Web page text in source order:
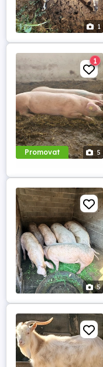
1
Promovat 5
1
5